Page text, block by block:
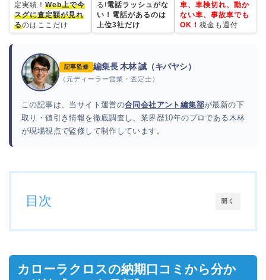
定実績！ Web上で今
スグに査定額が見れ
るのはここだけ
る!電話ラッシュがな
い！電話があるのは
上位3社だけ
車、車検切れ、動か
ない車、事故車でも
OK！ 税金も還付
記事監修 編集長 木林 誠（キバヤシ）
（元ディーラー営業・査定士）
この記事は、当サイト運営の合同会社アント編集部が最新の下
取り・値引き情報を徹底調査し、業界歴10年のプロである木林
が現場視点で監修して制作しています。
開く
目次
カローラクロスの納期口コミから分か